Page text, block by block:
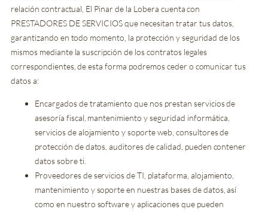
relación contractual, El Pinar de la Lobera cuenta con
PRESTADORES DE SERVICIOS que necesitan tratar tus datos,
garantizando en todo momento, la protección y seguridad de los
mismos mediante la suscripción de los contratos legales
correspondientes, de esta forma podremos ceder o comunicar tus
datos a:
Encargados de tratamiento que nos prestan servicios de
asesoría fiscal, mantenimiento y seguridad informática,
servicios de alojamiento y soporte web, consultores de
protección de datos, auditores de calidad, pueden contener
datos sobre ti.
Proveedores de servicios de TI, plataforma, alojamiento,
mantenimiento y soporte en nuestras bases de datos, así
como en nuestro software y aplicaciones que pueden